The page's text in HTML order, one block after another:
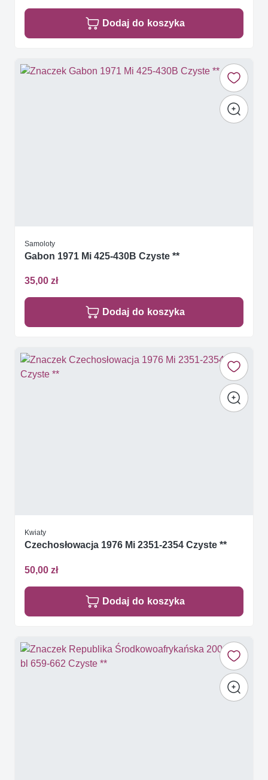
Dodaj do koszyka
Samoloty
Gabon 1971 Mi 425-430B Czyste **
35,00 zł
Dodaj do koszyka
Kwiaty
Czechosłowacja 1976 Mi 2351-2354 Czyste **
50,00 zł
Dodaj do koszyka